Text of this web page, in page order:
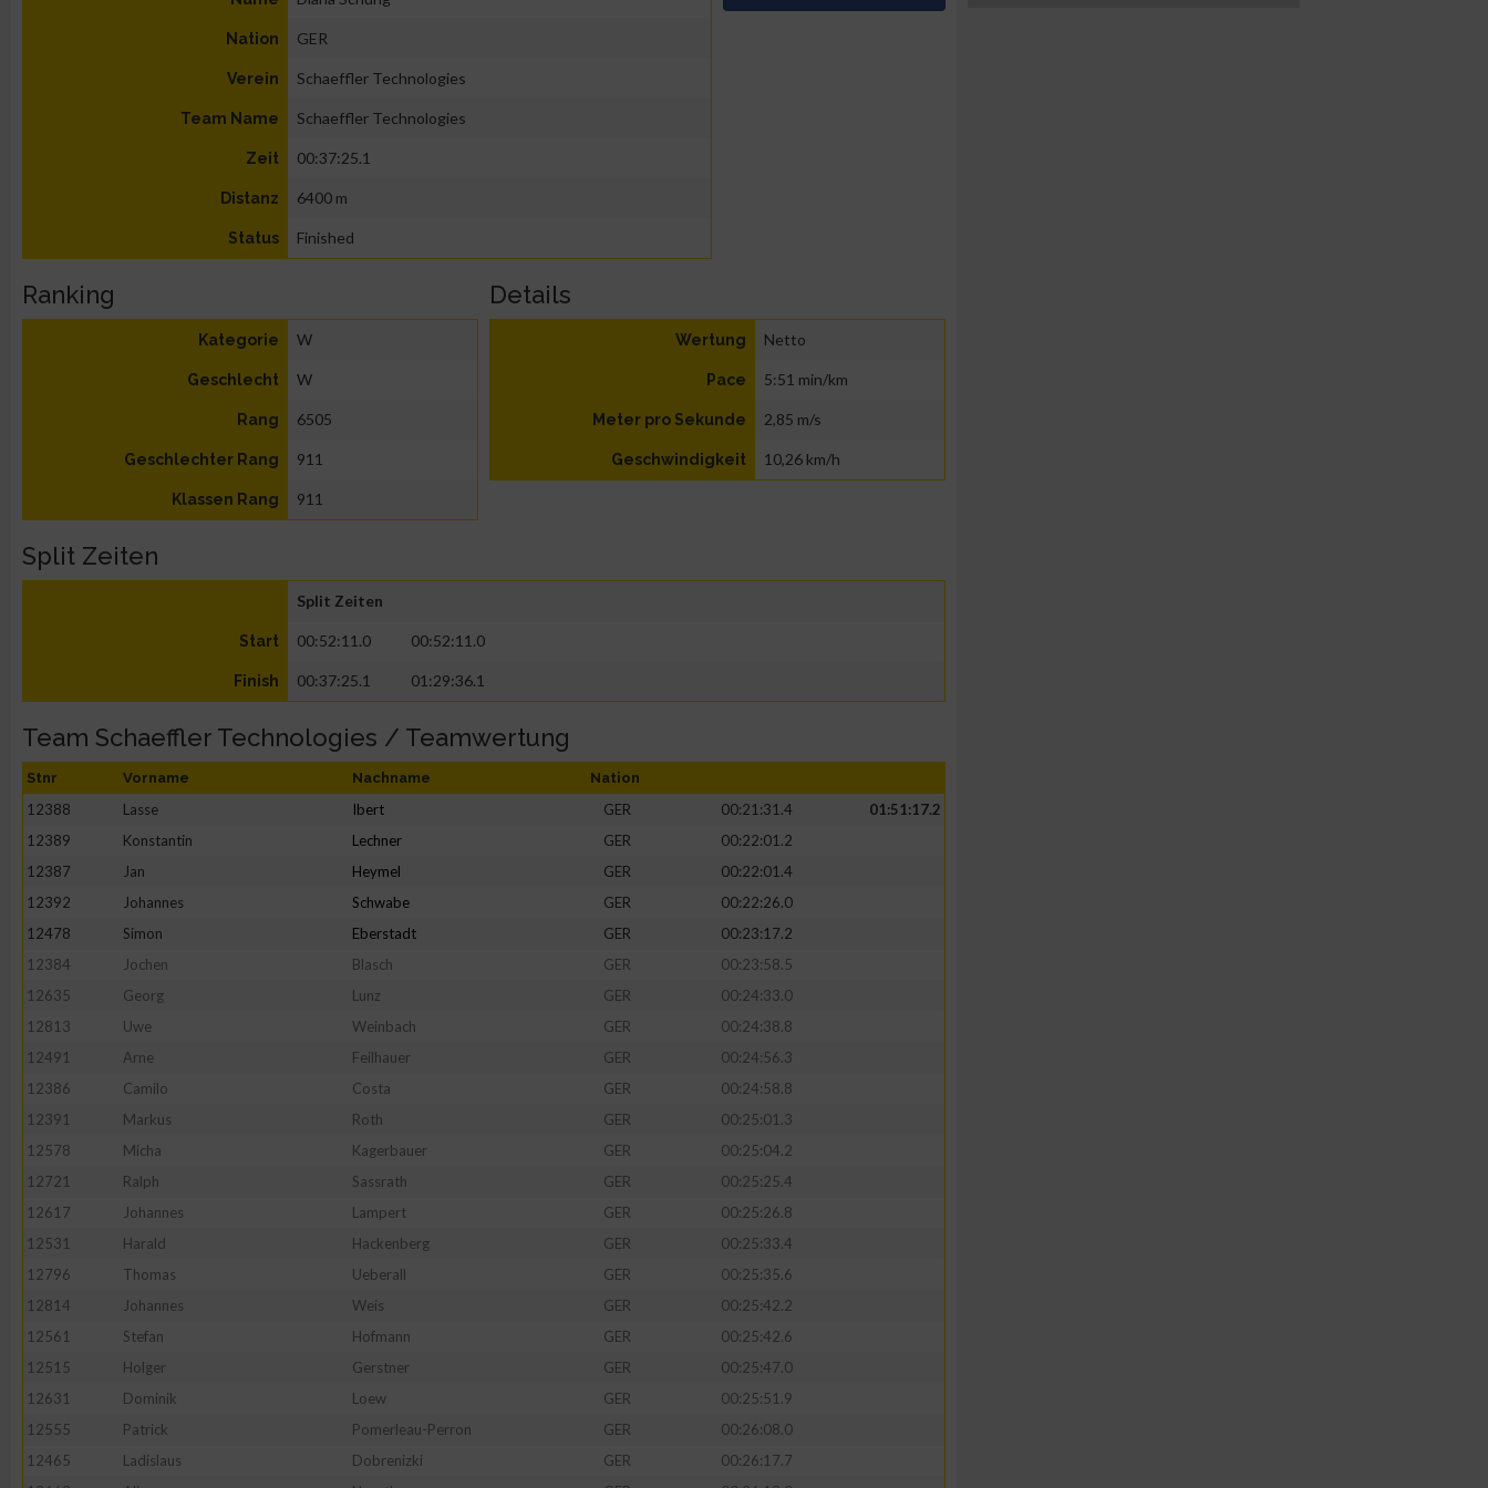
Nation GER
Verein Schaeffler Technologies
Team Name Schaeffler Technologies
Zeit 00:37:25.1
Distanz 6400 m
Status Finished
Ranking
Kategorie W
Geschlecht W
Rang 6505
Geschlechter Rang 911
Klassen Rang 911
Details
Wertung Netto
Pace 5:51 min/km
Meter pro Sekunde 2,85 m/s
Geschwindigkeit 10,26 km/h
Split Zeiten
Split Zeiten
Start 00:52:11.0 00:52:11.0
Finish 00:37:25.1 01:29:36.1
Team Schaeffler Technologies / Teamwertung
Stnr Vorname Nachname Nation
12388 Lasse Ibert GER 00:21:31.4
01:51:17.2
12389
Konstantin Lechner GER
00:22:01.2
12387
Jan Heymel GER
00:22:01.4
12392
Johannes Schwabe GER
00:22:26.0
12478
Simon Eberstadt GER
00:23:17.2
12384
Jochen Blasch GER
00:23:58.5
12635
Georg Lunz GER
00:24:33.0
12813
Uwe Weinbach GER
00:24:38.8
12491
Arne Feilhauer GER
00:24:56.3
12386
Camilo Costa GER
00:24:58.8
12391
Markus Roth GER
00:25:01.3
12578
Micha Kagerbauer GER
00:25:04.2
12721
Ralph Sassrath GER
00:25:25.4
12617
Johannes Lampert GER
00:25:26.8
12531
Harald Hackenberg GER
00:25:33.4
12796
Thomas Ueberall GER
00:25:35.6
12814
Johannes Weis GER
00:25:42.2
12561
Stefan Hofmann GER
00:25:42.6
12515
Holger Gerstner GER
00:25:47.0
12631
Dominik Loew GER
00:25:51.9
12555
Patrick Pomerleau-Perron GER
00:26:08.0
12465
Ladislaus Dobrenizki GER
00:26:17.7